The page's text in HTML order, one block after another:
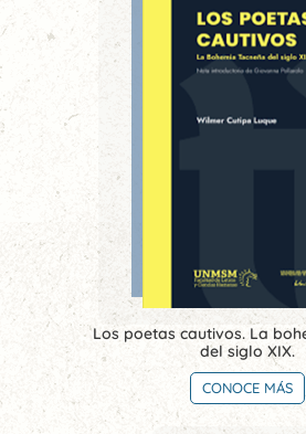
Los poetas cautivos. La
del siglo XIX.
CONOCE MÁS